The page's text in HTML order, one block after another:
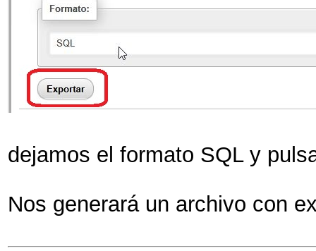
dejamos el formato SQL y
Nos generará un archivo con